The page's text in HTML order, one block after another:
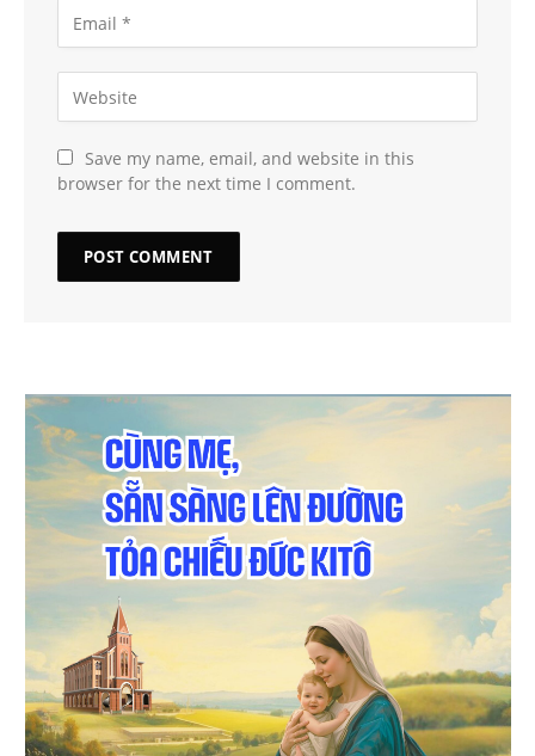
Save my name, email, and website in this
browser for the next time I comment.